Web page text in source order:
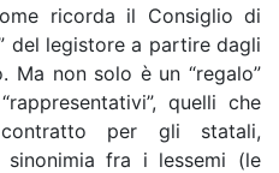
ricorda il Consiglio di
del legistore a partire dagli
Ma non solo è un “regalo”
quelli che
per gli statali,
fra i lessemi (le